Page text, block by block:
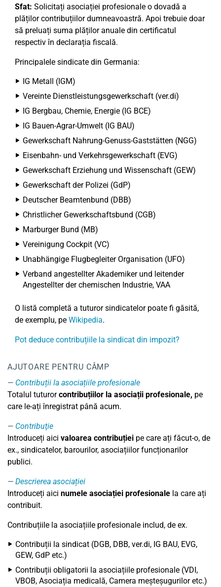
Sfat: Solicitați asociației profesionale o dovadă a
plăților contribuțiilor dumneavoastră. Apoi trebuie doar
să preluați suma plăților anuale din certificatul
respectiv în declarația fiscală.
Principalele sindicate din Germania:
IG Metall (IGM)
Vereinte Dienstleistungsgewerkschaft (ver.di)
IG Bergbau, Chemie, Energie (IG BCE)
IG Bauen-Agrar-Umwelt (IG BAU)
Gewerkschaft Nahrung-Genuss-Gaststätten (NGG)
Eisenbahn- und Verkehrsgewerkschaft (EVG)
Gewerkschaft Erziehung und Wissenschaft (GEW)
Gewerkschaft der Polizei (GdP)
Deutscher Beamtenbund (DBB)
Christlicher Gewerkschaftsbund (CGB)
Marburger Bund (MB)
Vereinigung Cockpit (VC)
Unabhängige Flugbegleiter Organisation (UFO)
Verband angestellter Akademiker und leitender
Angestellter der chemischen Industrie, VAA
O listă completă a tuturor sindicatelor poate fi găsită,
de exemplu, pe Wikipedia.
Pot deduce contribuțiile la sindicat din impozit?
AJUTOARE PENTRU CÂMP
Contribuții la asociațiile profesionale
Totalul tuturorcontribuțiilor la asociații profesionale, pe
care le-ați înregistrat până acum.
Contribuţie
Introduceți aici valoarea contribuției pe care ați făcut-o, de
ex., sindicatelor, barourilor, asociațiilor funcționarilor
publici.
Descrierea asociației
Introduceți aici numele asociației profesionale la care ați
contribuit.
Contribuțiile la asociațiile profesionale includ, de ex.
Contribuții la sindicat (DGB, DBB, ver.di, IG BAU, EVG,
GEW, GdP etc.)
Contribuții obligatorii la asociațiile profesionale (VDI,
VBOB, Asociația medicală, Camera meșteșugurilor etc.)